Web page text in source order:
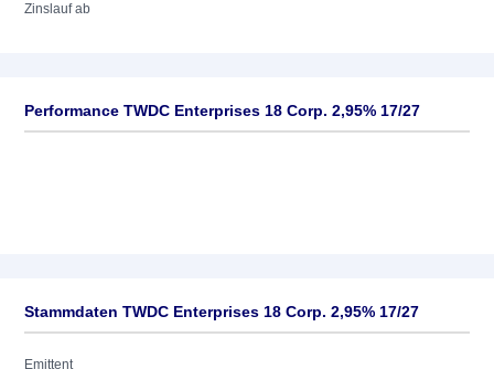
Zinslauf ab
Performance TWDC Enterprises 18 Corp. 2,95% 17/27
Stammdaten TWDC Enterprises 18 Corp. 2,95% 17/27
Emittent